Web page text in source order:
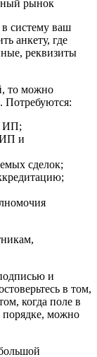
систему ваш
анкету, где
реквизиты
то можно
Потребуются:
ИП;
и
сделок;
и
в том,
когда поле в
порядке, можно